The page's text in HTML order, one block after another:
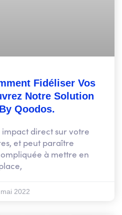
Fidéliser Vos
Notre Solution
Qoodos.
impact direct sur votre
et peut paraître
à mettre en
2022